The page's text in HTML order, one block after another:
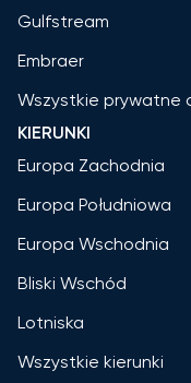
Gulfstream
Embraer
Wszystkie prywatne
KIERUNKI
Europa Zachodnia
Europa Południowa
Europa Wschodnia
Bliski Wschód
Lotniska
Wszystkie kierunki